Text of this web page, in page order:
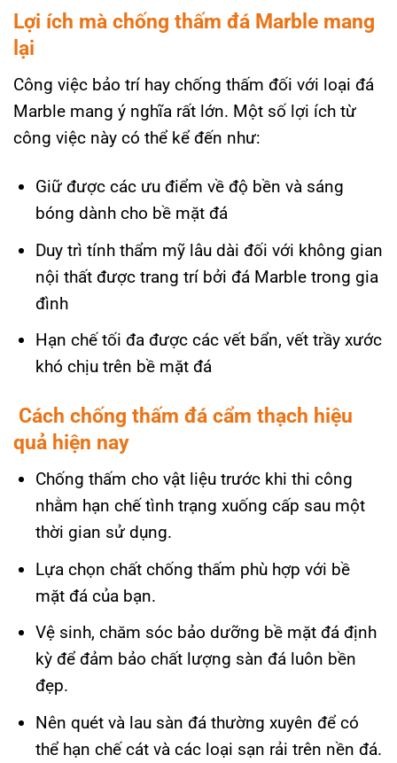
Lợi ích mà chống thấm đá Marble mang
lại
Công việc bảo trí hay chống thấm đối với loại đá
Marble mang ý nghĩa rất lớn. Một số lợi ích từ
công việc này có thể kể đến như:
Giữ được các ưu điểm về độ bền và sáng
bóng dành cho bề mặt đá
Duy trì tính thẩm mỹ lâu dài đối với không gian
nội thất được trang trí bởi đá Marble trong gia
đình
Hạn chế tối đa được các vết bẩn, vết trầy xước
khó chịu trên bề mặt đá
Cách chống thấm đá cẩm thạch hiệu
quả hiện nay
Chống thấm cho vật liệu trước khi thi công
nhằm hạn chế tình trạng xuống cấp sau một
thời gian sử dụng.
Lựa chọn chất chống thấm phù hợp với bề
mặt đá của bạn.
Vệ sinh, chăm sóc bảo dưỡng bề mặt đá định
kỳ để đảm bảo chất lượng sàn đá luôn bền
đẹp.
Nên quét và lau sàn đá thường xuyên để có
thể hạn chế cát và các loại sạn rải trên nền đá.